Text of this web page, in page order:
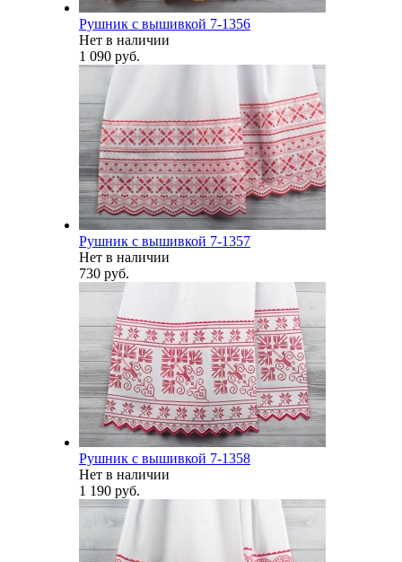
Рушник с вышивкой 7-1356
Нет в наличии
1 090 руб.
Рушник с вышивкой 7-1357
Нет в наличии
730 руб.
Рушник с вышивкой 7-1358
Нет в наличии
1 190 руб.